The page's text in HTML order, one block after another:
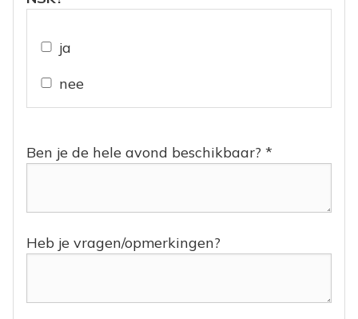
ja
nee
Ben je de hele avond beschikbaar? *
Heb je vragen/opmerkingen?